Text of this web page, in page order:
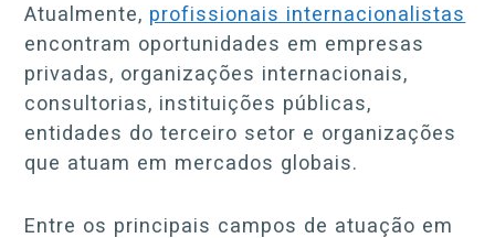
Atualmente, profissionais internacionalistas
encontram oportunidades em empresas
privadas, organizações internacionais,
consultorias, instituições públicas,
entidades do terceiro setor e organizações
que atuam em mercados globais.
Entre os principais campos de atuação em